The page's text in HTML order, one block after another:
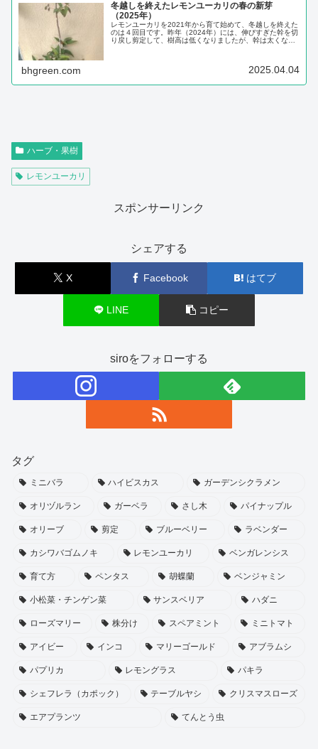
冬越しを終えたレモンユーカリの春の新芽
（2025年）
レモンユーカリを2021年から育て始めて、冬越しを終えた
のは４回目です。昨年（2024年）には、伸びすぎた幹を切
り戻し剪定して、樹高は低くなりましたが、幹は太くなり
bhgreen.com 2025.04.04
ハーブ・果樹
レモンユーカリ
スポンサーリンク
シェアする
X Facebook はてブ
LINE コピー
siroをフォローする
タグ
ミニバラ ハイビスカス ガーデンシクラメン
オリヅルラン ガーベラ さし木 パイナップル
オリーブ 剪定 ブルーベリー ラベンダー
カシワバゴムノキ レモンユーカリ ベンガレンシス
育て方 ペンタス 胡蝶蘭 ベンジャミン
小松菜・チンゲン菜 サンスベリア ハダニ
ローズマリー 株分け スペアミント ミニトマト
アイビー インコ マリーゴールド アブラムシ
パプリカ レモングラス パキラ
シェフレラ（カポック） テーブルヤシ クリスマスローズ
エアプランツ てんとう虫